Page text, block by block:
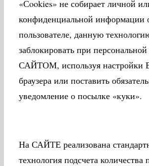
«Сookies» не собирает личной
конфиденциальной информации
пользователе, данную
заблокировать при персональной
САЙТОМ, используя настройки
браузера или поставить
уведомление о посылке «куки».
На САЙТЕ реализована
технология подсчета количества